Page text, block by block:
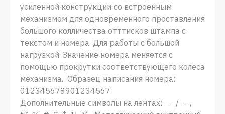
усиленной конструкции со встроенным
механизмом для одновременного проставления
большого колличества отттисков штампа с
текстом и номера. Для работы с большой
нагрузкой. Значение номера меняется с
помощью прокрутки соответствующего колеса
механизма. Образец написания номера:
012345678901234567
Дополнительные символы на лентах: . / - ,